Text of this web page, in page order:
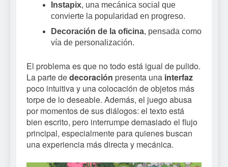
Instapix, una mecánica social que
convierte la popularidad en progreso.
Decoración de la oficina, pensada como
vía de personalización.
El problema es que no todo está igual de pulido.
La parte dedecoración presenta una interfaz
poco intuitiva y una colocación de objetos más
torpe de lo deseable. Además, el juego abusa
por momentos de sus diálogos: el texto está
bien escrito, pero interrumpe demasiado el flujo
principal, especialmente para quienes buscan
una experiencia más directa y mecánica.